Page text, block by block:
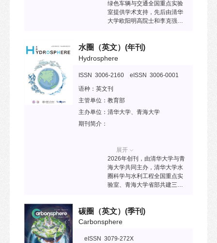
绿色车辆与交通全国重点实验
室提供学术支持，先后由清华
大学欧阳明高院士和李克强院
为根本宗旨，征集、刊发汽车
安全、节能、环保、智能驾
性、创新性的学术论文。已被
心期刊目录、中文核心期刊要
目总览等收录。
水圈（英文） (年刊)
Hydrosphere
ISSN 3006-2160 eISSN 3006-0001
语种： 英文刊
主管单位： 教育部
主办单位： 清华大学、青海大学
期刊简介：
展开
2026年创刊，由清华大学与青
海大学共同主办，清华大学水
圈科学与水利工程全国重点实
验室、青海大学省部共建三江
中国科学院院士、清华大学王
光谦教授。该刊主要发表水圈
实地研究成果，关注水的运动
碳圈（英文） (季刊)
Carbonsphere
eISSN 3079-272X